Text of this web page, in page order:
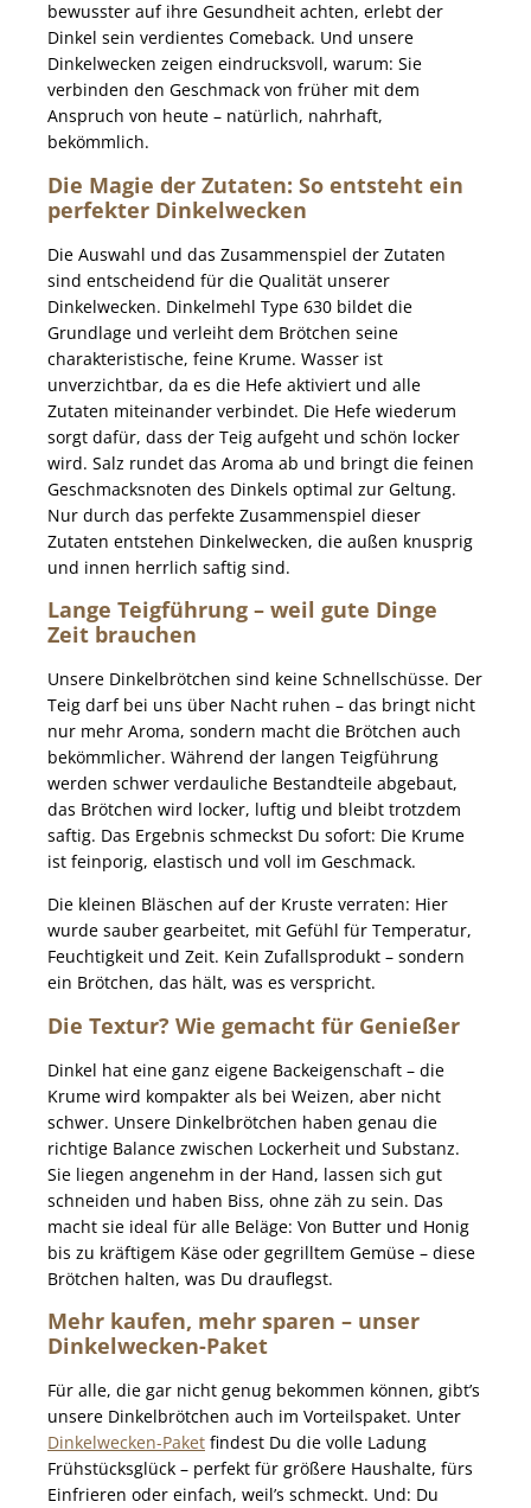
bewusster auf ihre Gesundheit achten, erlebt der
Dinkel sein verdientes Comeback. Und unsere
Dinkelwecken zeigen eindrucksvoll, warum: Sie
verbinden den Geschmack von früher mit dem
Anspruch von heute – natürlich, nahrhaft,
bekömmlich.
Die Magie der Zutaten: So entsteht ein
perfekter Dinkelwecken
Die Auswahl und das Zusammenspiel der Zutaten
sind entscheidend für die Qualität unserer
Dinkelwecken. Dinkelmehl Type 630 bildet die
Grundlage und verleiht dem Brötchen seine
charakteristische, feine Krume. Wasser ist
unverzichtbar, da es die Hefe aktiviert und alle
Zutaten miteinander verbindet. Die Hefe wiederum
sorgt dafür, dass der Teig aufgeht und schön locker
wird. Salz rundet das Aroma ab und bringt die feinen
Geschmacksnoten des Dinkels optimal zur Geltung.
Nur durch das perfekte Zusammenspiel dieser
Zutaten entstehen Dinkelwecken, die außen knusprig
und innen herrlich saftig sind.
Lange Teigführung – weil gute Dinge
Zeit brauchen
Unsere Dinkelbrötchen sind keine Schnellschüsse. Der
Teig darf bei uns über Nacht ruhen – das bringt nicht
nur mehr Aroma, sondern macht die Brötchen auch
bekömmlicher. Während der langen Teigführung
werden schwer verdauliche Bestandteile abgebaut,
das Brötchen wird locker, luftig und bleibt trotzdem
saftig. Das Ergebnis schmeckst Du sofort: Die Krume
ist feinporig, elastisch und voll im Geschmack.
Die kleinen Bläschen auf der Kruste verraten: Hier
wurde sauber gearbeitet, mit Gefühl für Temperatur,
Feuchtigkeit und Zeit. Kein Zufallsprodukt – sondern
ein Brötchen, das hält, was es verspricht.
Die Textur? Wie gemacht für Genießer
Dinkel hat eine ganz eigene Backeigenschaft – die
Krume wird kompakter als bei Weizen, aber nicht
schwer. Unsere Dinkelbrötchen haben genau die
richtige Balance zwischen Lockerheit und Substanz.
Sie liegen angenehm in der Hand, lassen sich gut
schneiden und haben Biss, ohne zäh zu sein. Das
macht sie ideal für alle Beläge: Von Butter und Honig
bis zu kräftigem Käse oder gegrilltem Gemüse – diese
Brötchen halten, was Du drauflegst.
Mehr kaufen, mehr sparen – unser
Dinkelwecken-Paket
Für alle, die gar nicht genug bekommen können, gibt’s
unsere Dinkelbrötchen auch im Vorteilspaket. Unter
Dinkelwecken-Paket findest Du die volle Ladung
Frühstücksglück – perfekt für größere Haushalte, fürs
Einfrieren oder einfach, weil’s schmeckt. Und: Du